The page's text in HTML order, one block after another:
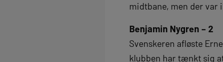
midtbane, men der var
Benjamin Nygren – 2
Svenskeren afløste
klubben har tænkt sig